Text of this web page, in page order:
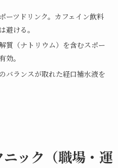
ーツドリンク。カフェイン飲料
避ける。
質（ナトリウム）を含むスポー
効。
バランスが取れた経口補水液を
ック（職場・運